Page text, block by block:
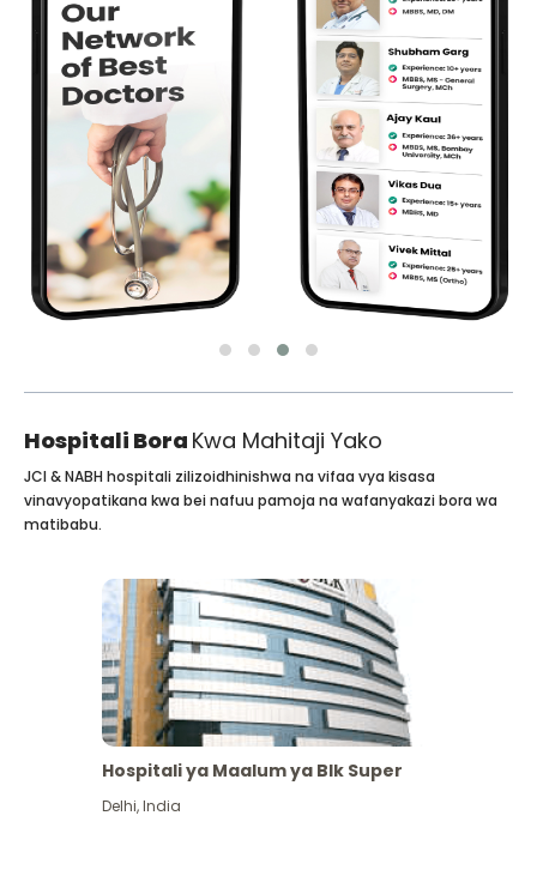
Hospitali Bora Kwa Mahitaji Yako
JCI & NABH hospitali zilizoidhinishwa na vifaa vya kisasa
vinavyopatikana kwa bei nafuu pamoja na wafanyakazi bora wa
matibabu.
Hospitali ya Maalum ya Blk Super
Delhi,India